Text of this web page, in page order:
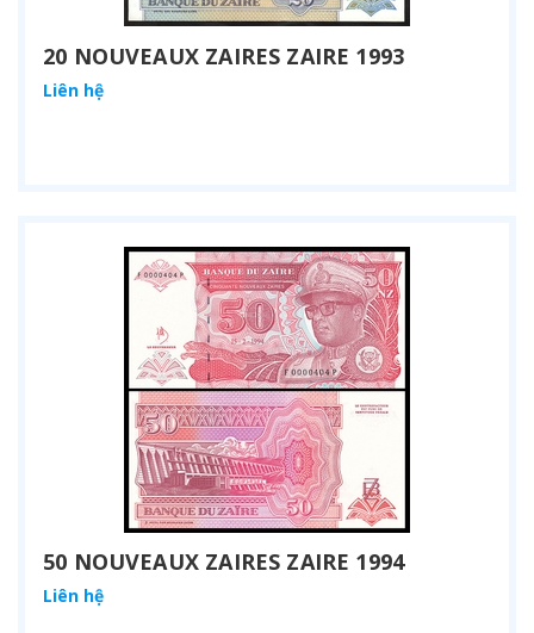
20 NOUVEAUX ZAIRES ZAIRE 1993
Liên hệ
50 NOUVEAUX ZAIRES ZAIRE 1994
Liên hệ